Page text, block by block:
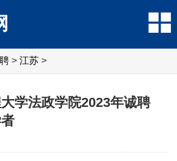
> 江苏 >
学法政学院2023年诚聘